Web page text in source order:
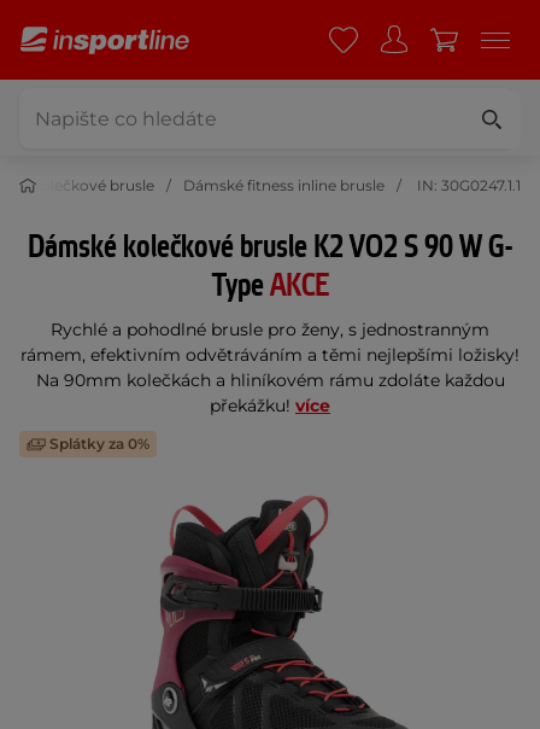
kolečkové brusle Dámské fitness inline brusle IN: 30G0247.1.1
Dámské kolečkové brusle K2 VO2 S 90 W G-
TypeAKCE
Rychlé a pohodlné brusle pro ženy, s jednostranným
rámem, efektivním odvětráváním a těmi nejlepšími ložisky!
Na 90mm kolečkách a hliníkovém rámu zdoláte každou
překážku! více
Splátky za 0%